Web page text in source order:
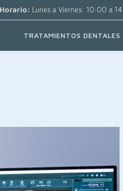
Horario: Lunes a Viernes: 10:00 a
TRATAMIENTOS DENTALES